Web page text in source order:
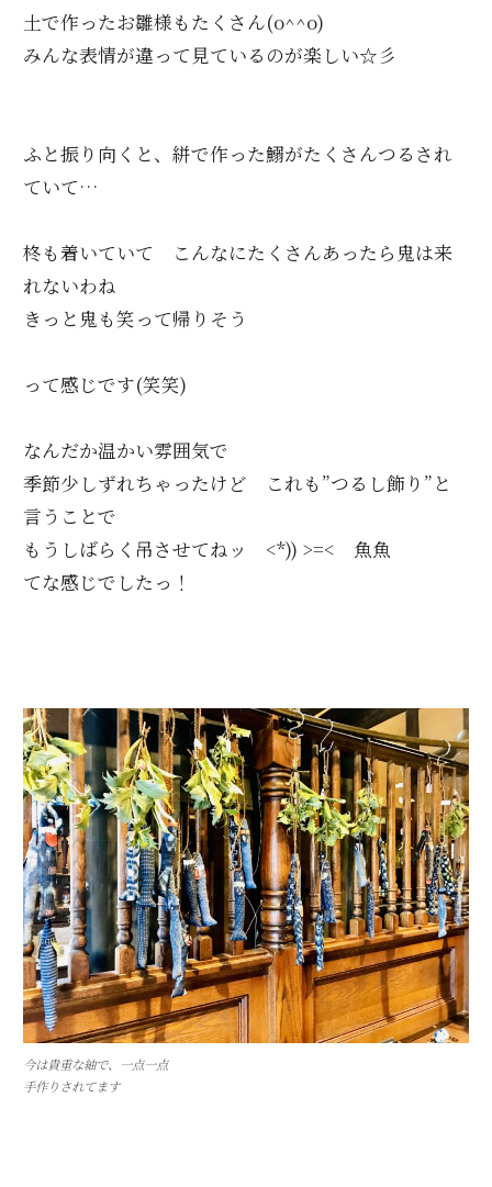
土で作ったお雛様もたくさん(o^^o)
みんな表情が違って見ているのが楽しい☆彡
ふと振り向くと、絣で作った鰯がたくさんつるされ
ていて…
柊も着いていて こんなにたくさんあったら鬼は来
れないわね
きっと鬼も笑って帰りそう
って感じです(笑笑)
なんだか温かい雰囲気で
季節少しずれちゃったけど これも”つるし飾り”と
言うことで
もうしばらく吊させてねッ <*)) >=< 魚魚
てな感じでしたっ！
今は貴重な紬で、一点一点
手作りされてます